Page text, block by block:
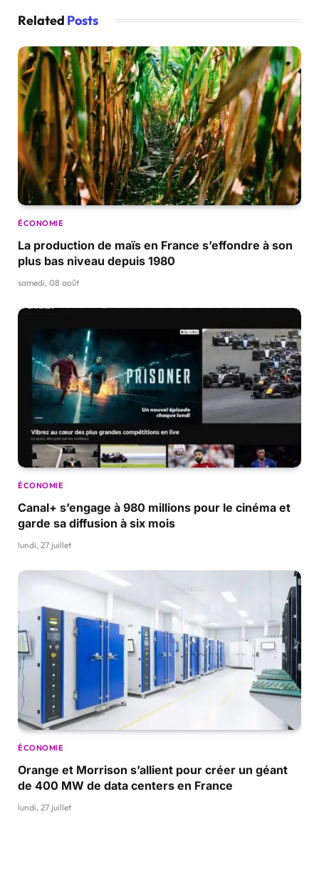
Related Posts
ÉCONOMIE
La production de maïs en France s’effondre à son
plus bas niveau depuis 1980
samedi, 08 août
ÉCONOMIE
Canal+ s’engage à 980 millions pour le cinéma et
garde sa diffusion à six mois
lundi, 27 juillet
ÉCONOMIE
Orange et Morrison s’allient pour créer un géant
de 400 MW de data centers en France
lundi, 27 juillet